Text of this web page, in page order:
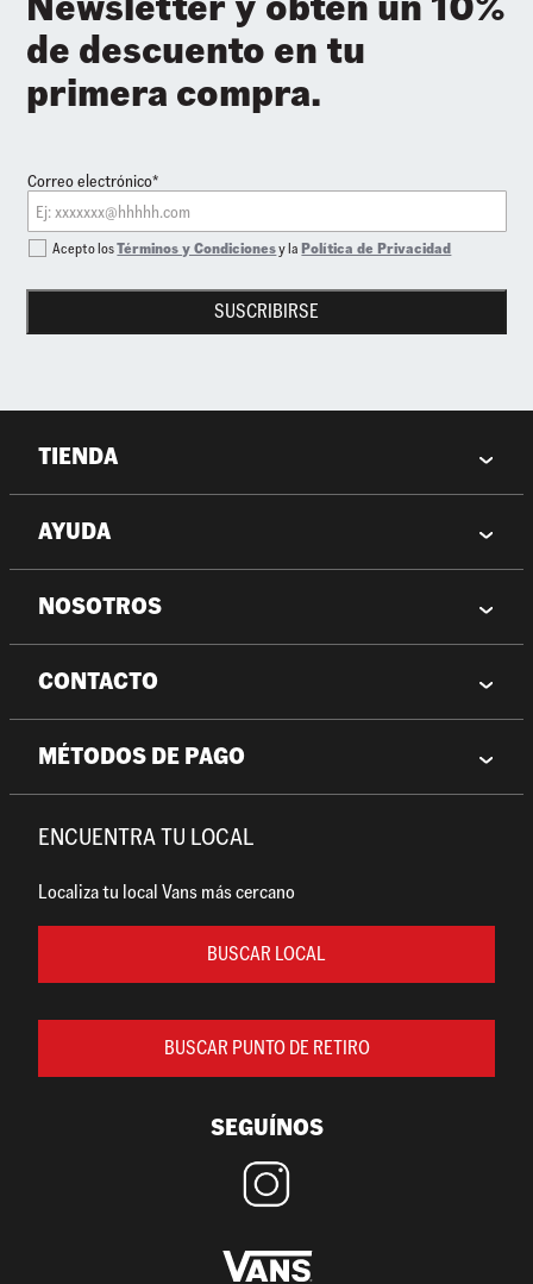
de descuento en tu
primera compra.
Correo electrónico*
SUSCRIBIRSE
Acepto losTérminos y Condicionesy laPolítica de Privacidad
TIENDA
AYUDA
NOSOTROS
CONTACTO
MÉTODOS DE PAGO
ENCUENTRA TU LOCAL
Localiza tu local Vans más cercano
BUSCAR LOCAL
BUSCAR PUNTO DE RETIRO
SEGUÍNOS